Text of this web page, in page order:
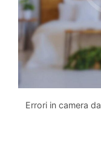
Errori in camera